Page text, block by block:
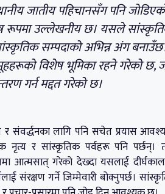
जातीय पहिचानसँग पनि
रूपमा उल्लेखनीय छ। यसले
सम्पदाको अभिन्न अंग
विशेष भूमिका रहने गरेको छ,
गर्न मद्दत गरेको छ।
संवर्द्धनका लागि पनि सचेत प्रयास
नृत्य र सांस्कृतिक पर्वहरू पनि पर्छन्।
आत्मसात् गरेको देख्दा यसलाई
संरक्षण गर्ने जिम्मेवारी बोक्नुपर्छ।